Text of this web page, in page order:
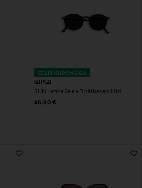
EELIS KUPONGIGA
IZIPIZI
SUN LetmeSee #D päikeseprillid
Original Price
46,90 €